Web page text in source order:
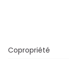
Copropriété